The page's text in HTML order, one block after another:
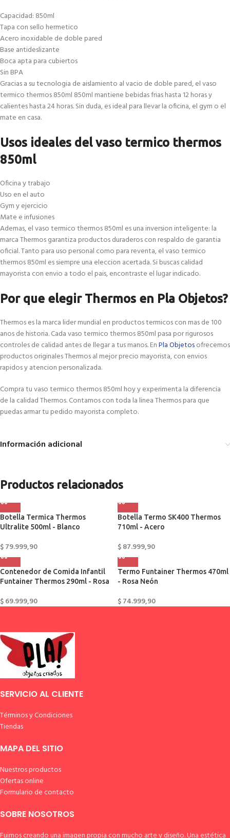
Capacidad: 850ml
Tapa con sello hermetico
Acero inoxidable de doble pared
Base antideslizante
Boca apta para cubiertos
Sin BPA
Gracias a su tecnologia de aislamiento al vacio de doble pared, el vaso
termico thermos 850ml 850ml mantiene bebidas frias hasta 12 horas y
calientes hasta 24 horas. Sin duda, es ideal para llevar la oficina, el gym o el
mate en casa.
Usos ideales del vaso termico thermos
850ml
Oficina y trabajo
Uso en el auto
Gym y ejercicio
Mate e infusiones
Ademas, el vaso termico thermos 850ml es una inversion inteligente: la
marca Thermos garantiza productos duraderos con respaldo de garantia
oficial. Tanto para uso personal como para reventa, el vaso termico
thermos 850ml es siempre una eleccion acertada. Si buscas calidad
mayorista con envio a todo el pais, encontraste el lugar indicado.
Por que elegir Thermos en Pla Objetos?
Thermos es la marca lider mundial en productos termicos con mas de 100
anos de historia. Cada vaso termico thermos 850ml pasa por rigurosos
controles de calidad antes de llegar a tus manos. EnPla Objetosofrecemos
productos originales Thermos al mejor precio mayorista, con envios
rapidos y atencion personalizada.
Compra tu vaso termico thermos 850ml hoy y experimenta la diferencia
de la calidad Thermos. Contamos con toda la linea Thermos para que
puedas armar tu pedido mayorista completo.
Información adicional
Productos relacionados
Botella Termica Thermos
Ultralite 500ml - Blanco
$79.999,90
Botella Termo SK400 Thermos
710ml - Acero
$87.999,90
Contenedor de Comida Infantil
Funtainer Thermos 290ml - Rosa
$69.999,90
Termo Funtainer Thermos 470ml
- Rosa Neón
$74.999,90
SERVICIO AL CLIENTE
Términos y Condiciones
Tiendas
MAPA DEL SITIO
Nuestros productos
Ofertas online
Formulario de contacto
SOBRE NOSOTROS